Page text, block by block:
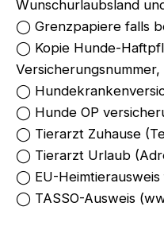
Wunschurlaubsland
◯ Grenzpapiere falls
◯ Kopie Hunde-
◯
◯ Hunde OP
◯ Tierarzt Zuhause
◯ Tierarzt Urlaub
◯ EU-Heimtierausweis
◯ TASSO-Ausweis